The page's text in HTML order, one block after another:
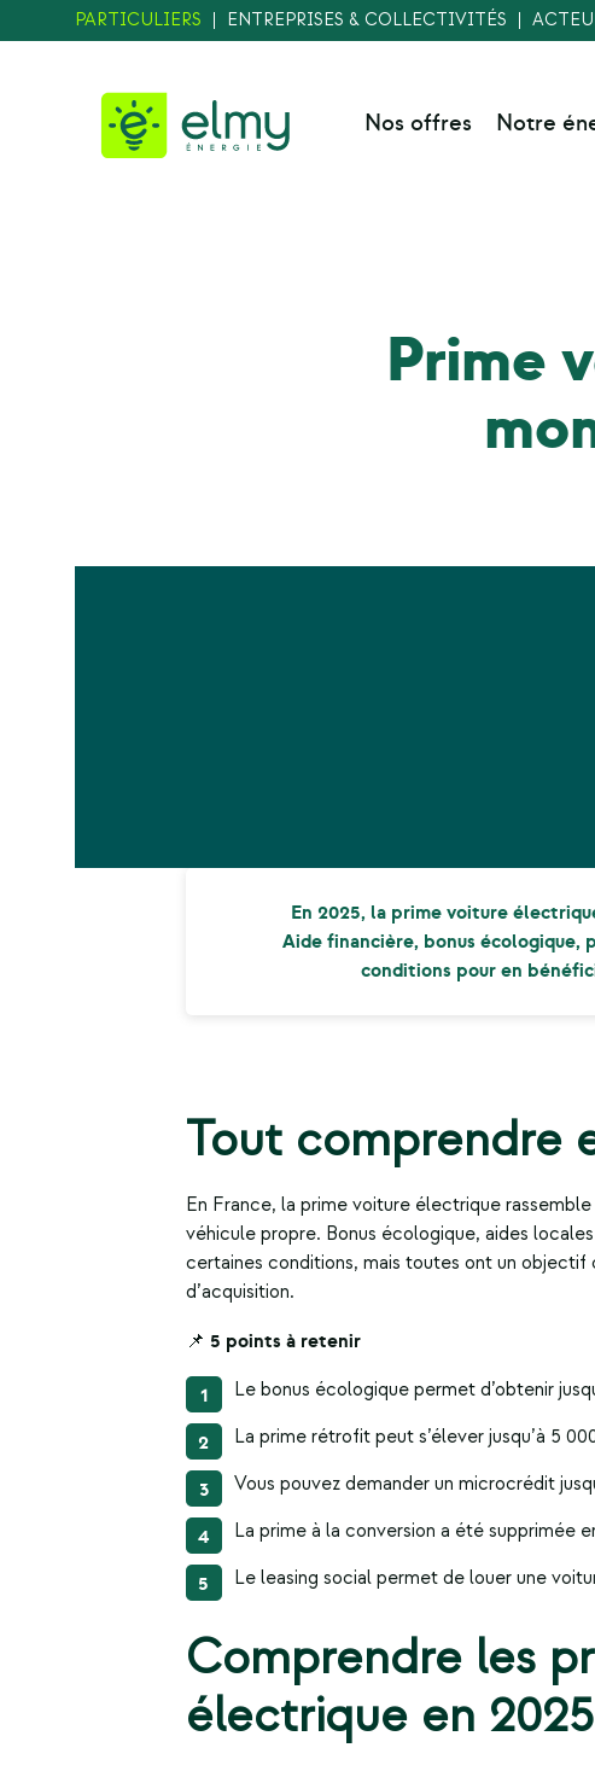
PARTICULIERS ENTREPRISES & COLLECTIVITÉS
Nos offres Notre
Prime
En 2025, la prime voiture
Aide financière, bonus écologique,
conditions pour en
Tout comprendre
En France, la prime voiture électriquerassemble
véhicule propre. Bonus écologique, aides
certaines conditions, mais toutes ont un
d’acquisition.
📌 5 points à retenir
Le bonus écologique permet d’obtenir
La prime rétrofit peut s’élever jusqu’à 5
Vous pouvez demander un microcrédit
La prime à la conversion a été supprimée
Le leasing social permet de louer une
Comprendre les
électrique en 2025